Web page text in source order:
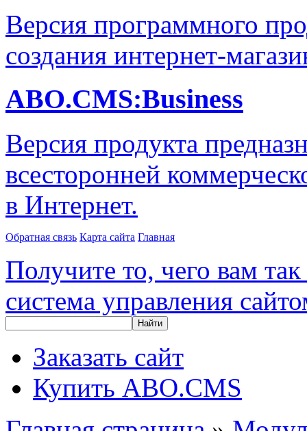
Версия программного
создания интернет-
ABO.CMS:Business
Версия продукта
всесторонней
в Интернет.
Обратная связь Карта сайта Главная
Получите то, чего вам
система управления
Найти
Заказать сайт
Купить ABO.CMS